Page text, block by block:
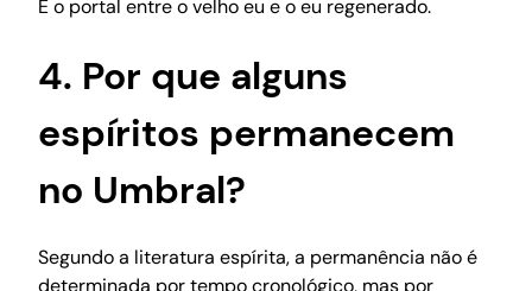
É o portal entre o velho eu e o eu regenerado.
4. Por que alguns
espíritos permanecem
no Umbral?
Segundo a literatura espírita, a permanência não é
determinada por tempo cronológico, mas por